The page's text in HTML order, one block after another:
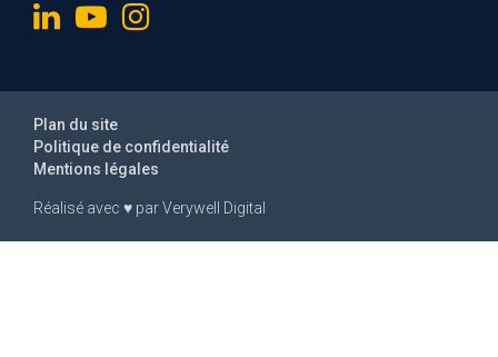
Réalisé avec ♥ parVerywell Digital
Mentions légales
Politique de confidentialité
Plan du site